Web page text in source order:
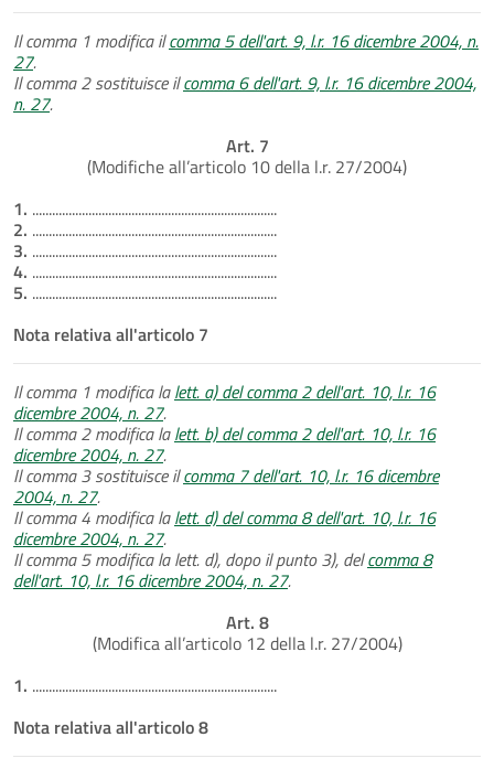
Il comma 1 modifica ilcomma 5 dell'art. 9, l.r. 16 dicembre 2004, n.
27.
Il comma 2 sostituisce ilcomma 6 dell'art. 9, l.r. 16 dicembre 2004,
n. 27.
Art. 7
(Modifiche all’articolo 10 della l.r. 27/2004)
1. ..........................................................................
2. ..........................................................................
3. ..........................................................................
4. ..........................................................................
5. ..........................................................................
Nota relativa all'articolo 7
Il comma 1 modifica lalett. a) del comma 2 dell'art. 10, l.r. 16
dicembre 2004, n. 27.
Il comma 2 modifica lalett. b) del comma 2 dell'art. 10, l.r. 16
dicembre 2004, n. 27.
Il comma 3 sostituisce ilcomma 7 dell'art. 10, l.r. 16 dicembre
2004, n. 27.
Il comma 4 modifica lalett. d) del comma 8 dell'art. 10, l.r. 16
dicembre 2004, n. 27.
Il comma 5 modifica la lett. d), dopo il punto 3), delcomma 8
dell'art. 10, l.r. 16 dicembre 2004, n. 27.
Art. 8
(Modifica all’articolo 12 della l.r. 27/2004)
1. ..........................................................................
Nota relativa all'articolo 8